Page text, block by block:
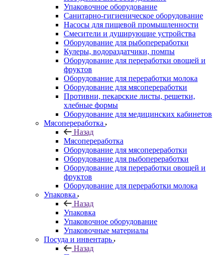
Упаковочное оборудование
Санитарно-гигиеническое оборудование
Насосы для пищевой промышленности
Смесители и душирующие устройства
Оборудование для рыбопереработки
Кулеры, водораздатчики, помпы
Оборудование для переработки овощей и
фруктов
Оборудование для переработки молока
Оборудование для мясопереработки
Противни, пекарские листы, решетки,
хлебные формы
Оборудование для медицинских кабинетов
Мясопереработка
Назад
Мясопереработка
Оборудование для мясопереработки
Оборудование для рыбопереработки
Оборудование для переработки овощей и
фруктов
Оборудование для переработки молока
Упаковка
Назад
Упаковка
Упаковочное оборудование
Упаковочные материалы
Посуда и инвентарь
Назад